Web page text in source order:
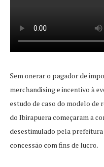
Sem onerar o pagador de
merchandising e incentivo à
estudo de caso do modelo de
do Ibirapuera começaram a
desestimulado pela
concessão com fins de lucro.